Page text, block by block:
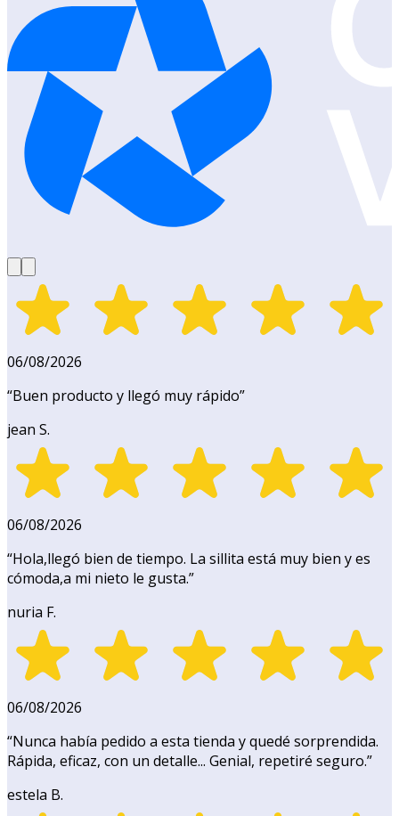
06/08/2026
“Buen producto y llegó muy rápido”
jean S.
06/08/2026
“Hola,llegó bien de tiempo. La sillita está muy bien y es
cómoda,a mi nieto le gusta.”
nuria F.
06/08/2026
“Nunca había pedido a esta tienda y quedé sorprendida.
Rápida, eficaz, con un detalle... Genial, repetiré seguro.”
estela B.